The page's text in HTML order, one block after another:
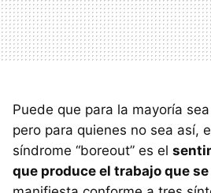
Puede que para la mayoría
pero para quienes no sea así,
síndrome “boreout” es el
que produce el trabajo que